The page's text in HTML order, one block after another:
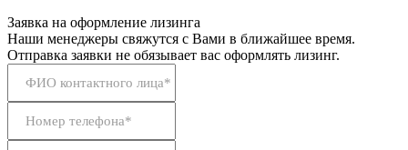
Заявка на оформление лизинга
Наши менеджеры свяжутся с Вами в ближайшее время.
Отправка заявки не обязывает вас оформлять лизинг.
ФИО контактного лица*
Номер телефона*